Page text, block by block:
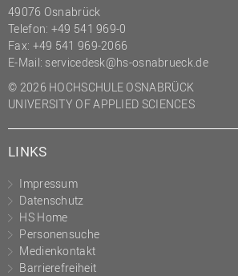
49076 Osnabrück
Telefon: +49 541 969-0
Fax: +49 541 969-2066
E-Mail: servicedesk@hs-osnabrueck.de
© 2026 HOCHSCHULE OSNABRÜCK
UNIVERSITY OF APPLIED SCIENCES
LINKS
Impressum
Datenschutz
HS Home
Personensuche
Medienkontakt
Barrierefreiheit